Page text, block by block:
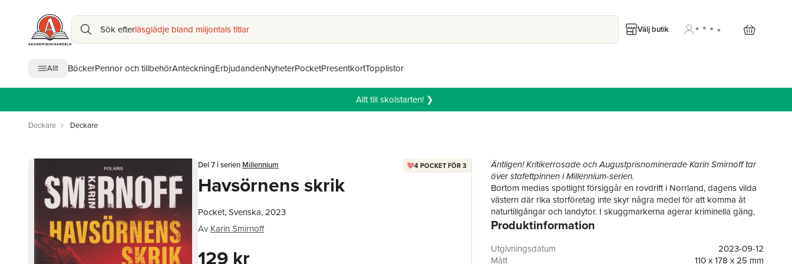
Sök efterläsglädje bland miljontals titlar Välj butik
Allt BöckerPennor och tillbehörAnteckningErbjudandenNyheterPocketPresentkortTopplistor
Allt till skolstarten! ❯
Deckare Deckare
Del 7 i serien Millennium
Havsörnens skrik
4 POCKET FÖR 3
Pocket, Svenska, 2023
Av Karin Smirnoff
129 kr
Äntligen! Kritikerrosade och Augustprisnominerade Karin Smirnoff tar
över stafettpinnen i Millennium-serien.
Bortom medias spotlight försiggår en rovdrift i Norrland, dagens vilda
västern där rika storföretag inte skyr några medel för att komma åt
naturtillgångar och landytor. I skuggmarkerna agerar kriminella gäng,
lockade av det enorma inflödet av nya pengar.
bröllop men dras in i händelser som får honom att hitta tillbaka till sina
rötter som grävande journalist. Lisbeth Salander befinner sig också
Produktinformation
Utgivningsdatum
2023-09-12
Mått
110 x 178 x 25 mm